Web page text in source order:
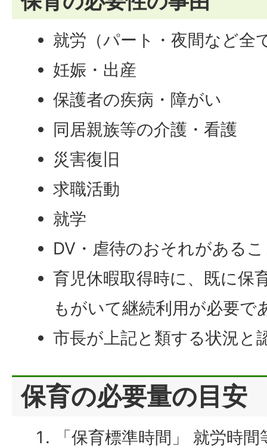
就労（パート・夜間など全
妊娠・出産
保護者の疾病・障がい
同居親族等の介護・看護
災害復旧
求職活動
就学
DV・虐待のおそれがある
育児休暇取得時に、既に保
もがいて継続利用が必要で
市長が上記と類する状況と
保育の必要量の目安
「保育標準時間」 就労時